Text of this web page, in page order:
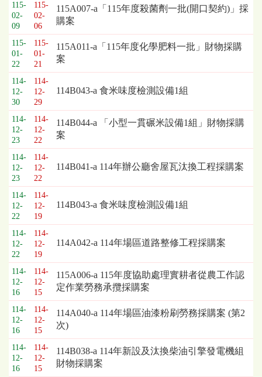
115-
02-
09
115-
02-
06
115A007-a「115年度殺菌劑一批(開口契約)」採
購案
115-
01-
22
115-
01-
21
115A011-a「115年度化學肥料一批」財物採購
案
114-
12-
30
114-
12-
29
114B043-a 食米味度檢測設備1組
114-
12-
23
114-
12-
22
114B044-a 「小型一貫碾米設備1組」財物採購
案
114-
12-
23
114-
12-
22
114B041-a 114年辦公廳舍屋瓦汰換工程採購案
114-
12-
22
114-
12-
19
114B043-a 食米味度檢測設備1組
114-
12-
22
114-
12-
19
114A042-a 114年場區道路整修工程採購案
114-
12-
16
114-
12-
15
115A006-a 115年度協助處理實耕者從農工作認
定作業勞務承攬採購案
114-
12-
16
114-
12-
15
114A040-a 114年場區油漆粉刷勞務採購案 (第2
次)
114-
12-
16
114-
12-
15
114B038-a 114年新設及汰換柴油引擎發電機組
財物採購案